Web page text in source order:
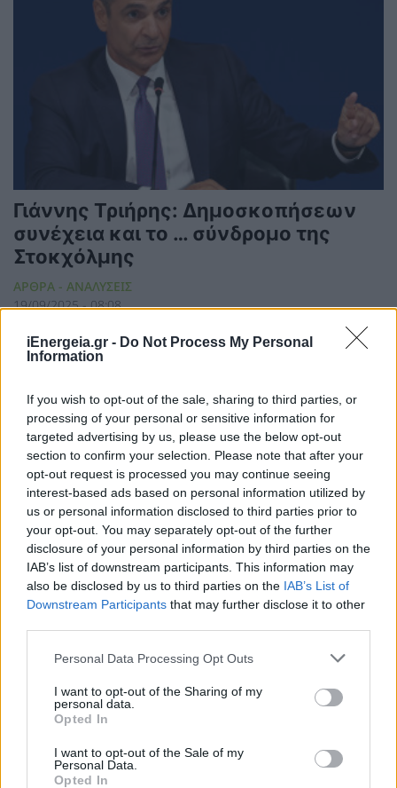
iEnergeia.gr - Do Not Process My Personal
Information
If you wish to opt-out of the sale, sharing to third parties, or
processing of your personal or sensitive information for
targeted advertising by us, please use the below opt-out
section to confirm your selection. Please note that after your
opt-out request is processed you may continue seeing
interest-based ads based on personal information utilized by
us or personal information disclosed to third parties prior to
your opt-out. You may separately opt-out of the further
disclosure of your personal information by third parties on the
IAB’s list of downstream participants. This information may
also be disclosed by us to third parties on the IAB’s List of
Downstream Participants that may further disclose it to other
Personal Data Processing Opt Outs
I want to opt-out of the Sharing of my
personal data.
Opted In
I want to opt-out of the Sale of my
Personal Data.
Opted In
Γιάννης Τριήρης: Δημοσκοπήσεων
συνέχεια και το … σύνδρομο της
Στοκχόλμης
ΑΡΘΡΑ - ΑΝΑΛΥΣΕΙΣ
19/09/2025 - 08:08
18/09/2025 - 08:10